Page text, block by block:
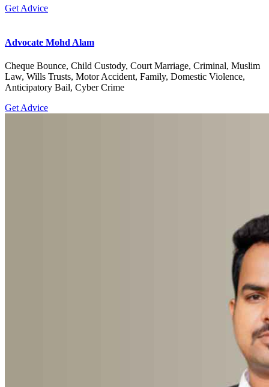
Get Advice
Advocate Mohd Alam
Cheque Bounce, Child Custody, Court Marriage, Criminal, Muslim
Law, Wills Trusts, Motor Accident, Family, Domestic Violence,
Anticipatory Bail, Cyber Crime
Get Advice